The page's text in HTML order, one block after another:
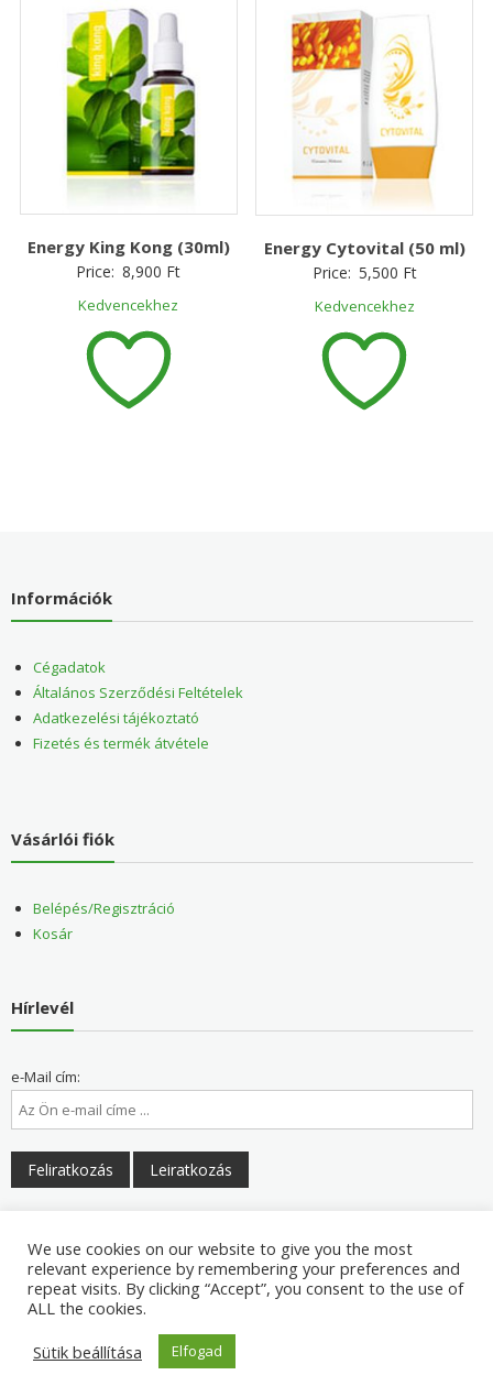
Energy King Kong (30ml)
Price: 8,900 Ft
Kedvencekhez
Energy Cytovital (50 ml)
Price: 5,500 Ft
Kedvencekhez
Információk
Cégadatok
Általános Szerződési Feltételek
Adatkezelési tájékoztató
Fizetés és termék átvétele
Vásárlói fiók
Belépés/Regisztráció
Kosár
Hírlevél
e-Mail cím:
Copyright © 2026Napranéző Egészség Centrum és Egészségbolt
We use cookies on our website to give you the most
relevant experience by remembering your preferences and
repeat visits. By clicking “Accept”, you consent to the use of
ALL the cookies.
Sütik beállítása
Elfogad